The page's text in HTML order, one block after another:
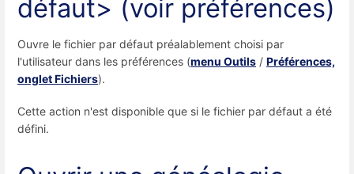
défaut> (voir préférences)
Ouvre le fichier par défaut préalablement choisi par
l'utilisateur dans les préférences (menu Outils / Préférences,
onglet Fichiers).
Cette action n'est disponible que si le fichier par défaut a été
défini.